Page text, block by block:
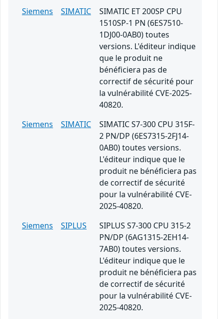
Siemens
SIMATIC
SIMATIC ET 200SP CPU
1510SP-1 PN (6ES7510-
1DJ00-0AB0) toutes
versions. L'éditeur indique
que le produit ne
bénéficiera pas de
correctif de sécurité pour
la vulnérabilité CVE-2025-
40820.
Siemens
SIMATIC
SIMATIC S7-300 CPU 315F-
2 PN/DP (6ES7315-2FJ14-
0AB0) toutes versions.
L'éditeur indique que le
produit ne bénéficiera pas
de correctif de sécurité
pour la vulnérabilité CVE-
2025-40820.
Siemens
SIPLUS
SIPLUS S7-300 CPU 315-2
PN/DP (6AG1315-2EH14-
7AB0) toutes versions.
L'éditeur indique que le
produit ne bénéficiera pas
de correctif de sécurité
pour la vulnérabilité CVE-
2025-40820.